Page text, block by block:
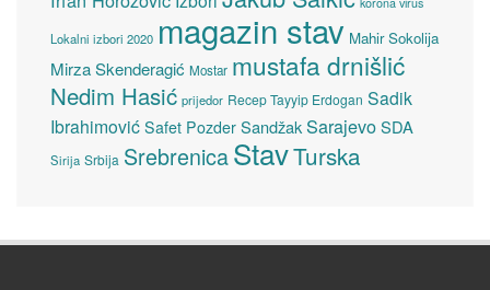
Lokalni izbori 2020 magazin stav Mahir Sokolija
Mirza Skenderagić Mostar mustafa drnišlić
Nedim Hasić prijedor Recep Tayyip Erdogan Sadik
Ibrahimović Safet Pozder SandžakSarajevoSDA
Sirija Srbija SrebrenicaStavTurska